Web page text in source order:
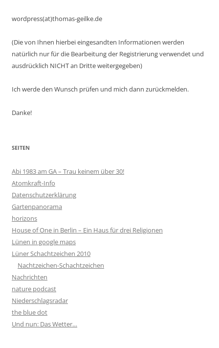
wordpress(at)thomas-geilke.de
(Die von Ihnen hierbei eingesandten Informationen werden
natürlich nur für die Bearbeitung der Registrierung verwendet und
ausdrücklich NICHT an Dritte weitergegeben)
Ich werde den Wunsch prüfen und mich dann zurückmelden.
Danke!
SEITEN
Abi 1983 am GA – Trau keinem über 30!
Atomkraft-Info
Datenschutzerklärung
Gartenpanorama
horizons
House of One in Berlin – Ein Haus für drei Religionen
Lünen in google maps
Lüner Schachtzeichen 2010
Nachtzeichen-Schachtzeichen
Nachrichten
nature podcast
Niederschlagsradar
the blue dot
Und nun: Das Wetter…